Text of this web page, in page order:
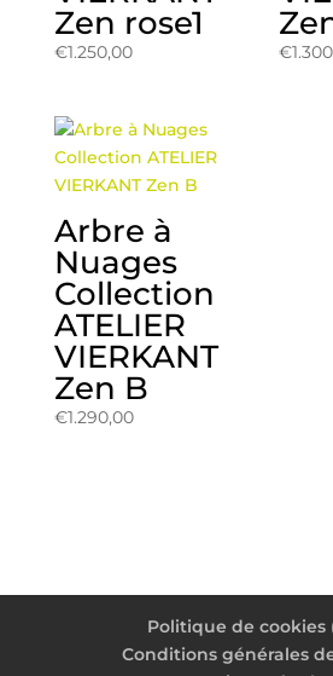
Zen rose1
€1.250,00 €
Arbre à
Nuages
Collection
ATELIER
VIERKANT
Zen B
€1.290,00
Politique de cookies
Conditions générales